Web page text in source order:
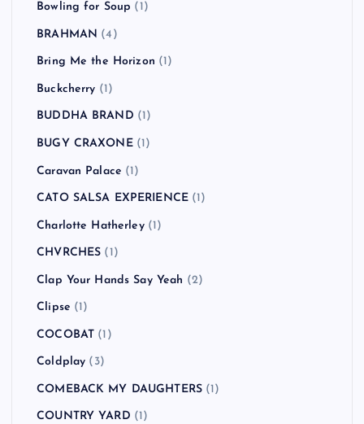
Bowling for Soup (1)
BRAHMAN (4)
Bring Me the Horizon (1)
Buckcherry (1)
BUDDHA BRAND (1)
BUGY CRAXONE(1)
Caravan Palace (1)
CATO SALSA EXPERIENCE (1)
Charlotte Hatherley(1)
CHVRCHES (1)
Clap Your Hands Say Yeah (2)
Clipse (1)
COCOBAT (1)
Coldplay (3)
COMEBACK MY DAUGHTERS (1)
COUNTRY YARD (1)